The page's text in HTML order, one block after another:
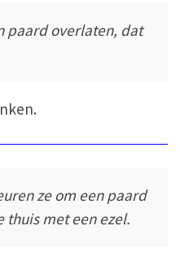
paard overlaten, dat
ze om een paard
thuis met een ezel.